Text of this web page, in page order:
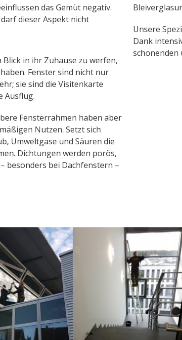
das Gemüt negativ.
dieser Aspekt nicht
in ihr Zuhause zu werfen,
Fenster sind nicht nur
sie sind die Visitenkarte
Ausflug.
Fensterrahmen haben aber
Nutzen. Setzt sich
Umweltgase und Säuren die
Dichtungen werden porös,
besonders bei Dachfenstern –
Unsere
Dank
schonenden